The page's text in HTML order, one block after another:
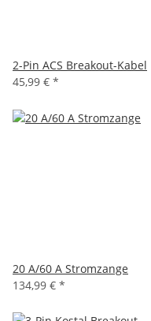
2-Pin ACS Breakout-Kabel
45,99 € *
20 A/60 A Stromzange
134,99 € *